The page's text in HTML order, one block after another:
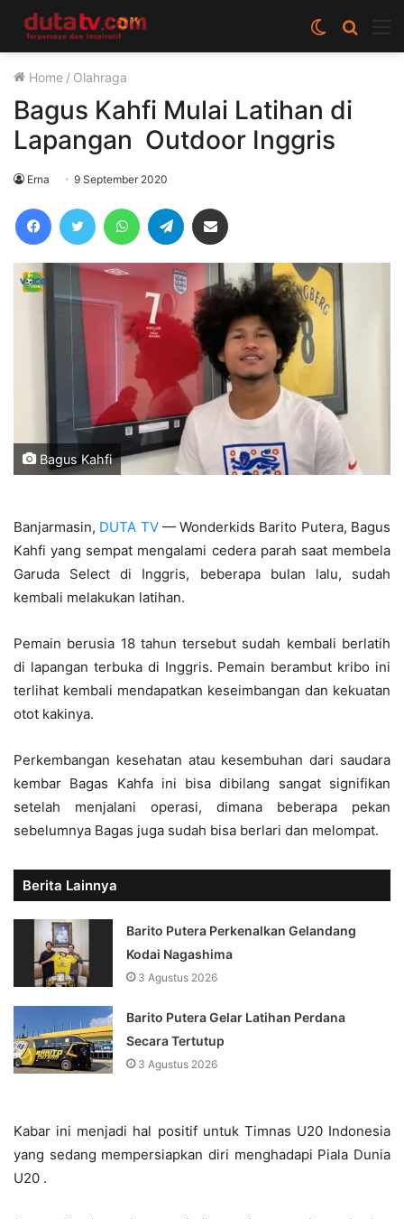
Cari
berita
Switch
skin
Home / Olahraga
Bagus Kahfi Mulai Latihan di
Lapangan Outdoor Inggris
Erna 9 September 2020
FacebookTwitter WhatsAppTelegram
Bagus Kahfi
Banjarmasin, DUTA TV— Wonderkids Barito Putera, Bagus
Kahfi yang sempat mengalami cedera parah saat membela
Garuda Select di Inggris, beberapa bulan lalu, sudah
kembali melakukan latihan.
Pemain berusia 18 tahun tersebut sudah kembali berlatih
di lapangan terbuka di Inggris. Pemain berambut kribo ini
terlihat kembali mendapatkan keseimbangan dan kekuatan
otot kakinya.
Perkembangan kesehatan atau kesembuhan dari saudara
kembar Bagas Kahfa ini bisa dibilang sangat signifikan
setelah menjalani operasi, dimana beberapa pekan
sebelumnya Bagas juga sudah bisa berlari dan melompat.
Berita Lainnya
Barito Putera Perkenalkan Gelandang
Kodai Nagashima
3 Agustus 2026
Barito Putera Gelar Latihan Perdana
Secara Tertutup
3 Agustus 2026
Kabar ini menjadi hal positif untuk Timnas U20 Indonesia
yang sedang mempersiapkan diri menghadapi Piala Dunia
U20 .